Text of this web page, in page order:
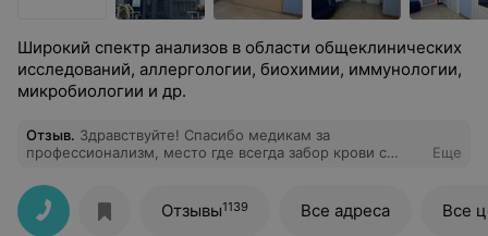
Широкий спектр анализов в области общеклинических
исследований, аллергологии, биохимии, иммунологии,
микробиологии и др.
Отзыв. Здравствуйте! Спасибо медикам за
профессионализм, место где всегда забор крови с
на вопросы, я рада своему выбору пункта, огромное
спасибо!!!
Еще
Отзывы1139 Все адреса Все